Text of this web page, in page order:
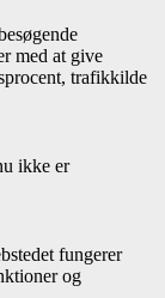
med at give
trafikkilde
ikke er
fungerer
og